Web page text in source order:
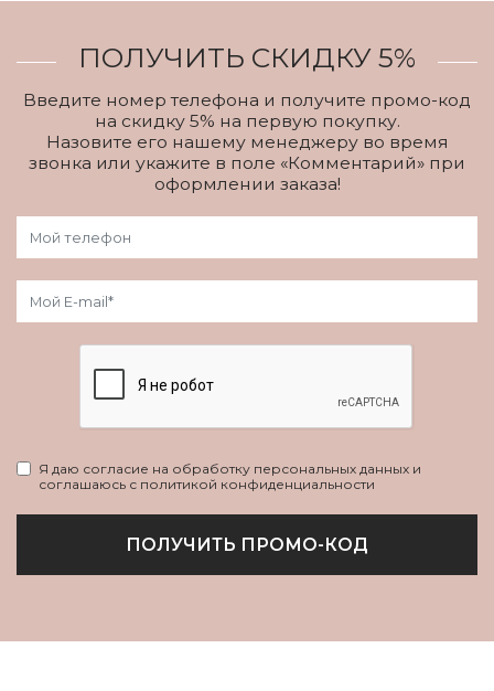
ПОЛУЧИТЬ СКИДКУ 5%
Введите номер телефона и получите промо-код
на скидку 5% на первую покупку.
Назовите его нашему менеджеру во время
звонка или укажите в поле «Комментарий» при
оформлении заказа!
Я даю согласие на обработку персональных данных и
соглашаюсь с политикой конфиденциальности
ПОЛУЧИТЬ ПРОМО-КОД